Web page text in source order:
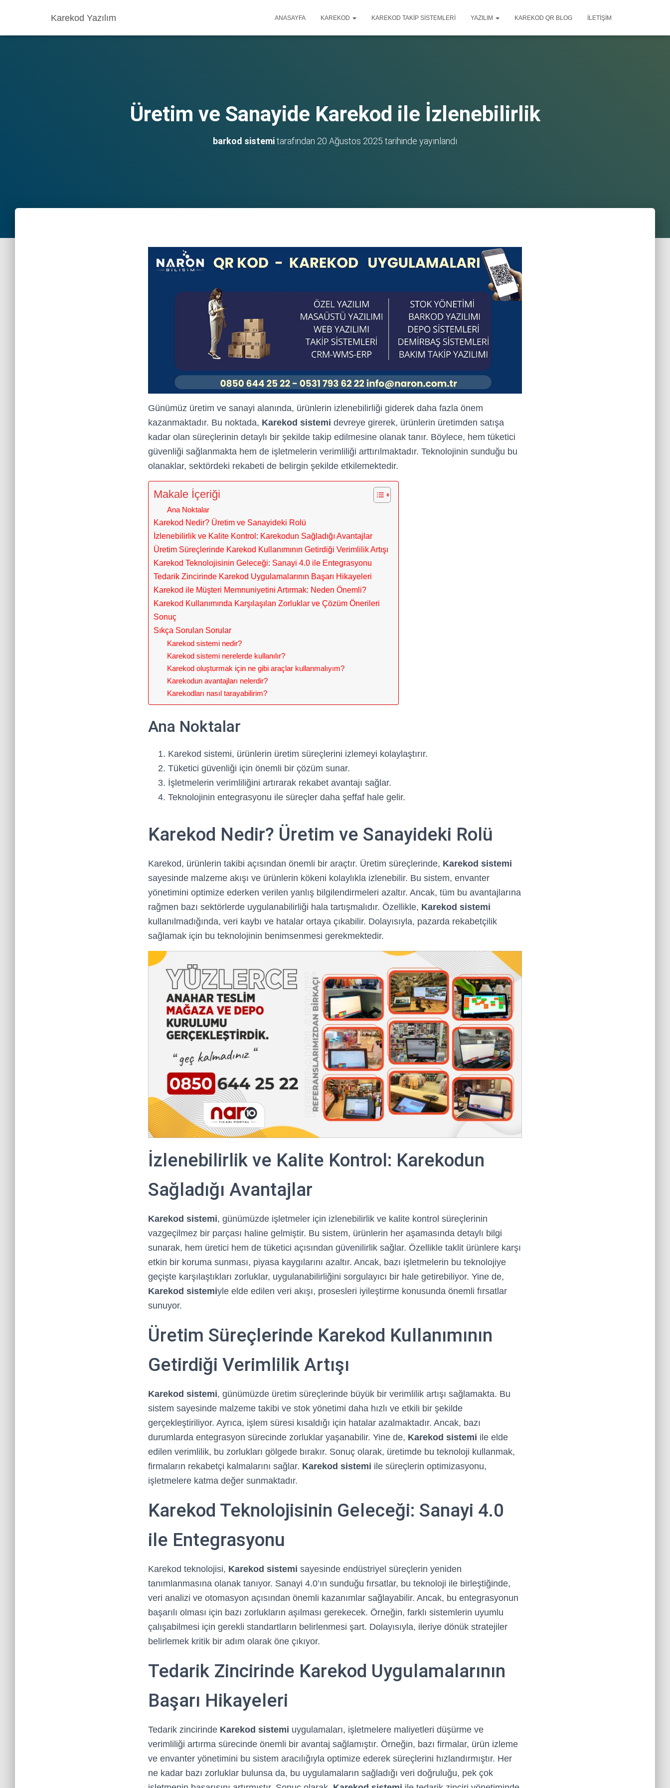
Karekod Yazılım ANASAYFA KAREKOD KAREKOD TAKIP SISTEMLERI YAZILIM KAREKOD QR BLOG İLETIŞIM
Üretim ve Sanayide Karekod ile İzlenebilirlik
barkod sistemitarafından 20 Ağustos 2025 tarihinde yayınlandı
Günümüz üretim ve sanayi alanında, ürünlerin izlenebilirliği giderek daha fazla önem
kazanmaktadır. Bu noktada, Karekod sistemi devreye girerek, ürünlerin üretimden satışa
kadar olan süreçlerinin detaylı bir şekilde takip edilmesine olanak tanır. Böylece, hem tüketici
güvenliği sağlanmakta hem de işletmelerin verimliliği arttırılmaktadır. Teknolojinin sunduğu bu
olanaklar, sektördeki rekabeti de belirgin şekilde etkilemektedir.
Makale İçeriği
Ana Noktalar
Karekod Nedir? Üretim ve Sanayideki Rolü
İzlenebilirlik ve Kalite Kontrol: Karekodun Sağladığı Avantajlar
Üretim Süreçlerinde Karekod Kullanımının Getirdiği Verimlilik Artışı
Karekod Teknolojisinin Geleceği: Sanayi 4.0 ile Entegrasyonu
Tedarik Zincirinde Karekod Uygulamalarının Başarı Hikayeleri
Karekod ile Müşteri Memnuniyetini Artırmak: Neden Önemli?
Karekod Kullanımında Karşılaşılan Zorluklar ve Çözüm Önerileri
Sonuç
Sıkça Sorulan Sorular
Karekod sistemi nedir?
Karekod sistemi nerelerde kullanılır?
Karekod oluşturmak için ne gibi araçlar kullanmalıyım?
Karekodun avantajları nelerdir?
Karekodları nasıl tarayabilirim?
Ana Noktalar
Karekod sistemi, ürünlerin üretim süreçlerini izlemeyi kolaylaştırır.
Tüketici güvenliği için önemli bir çözüm sunar.
İşletmelerin verimliliğini artırarak rekabet avantajı sağlar.
Teknolojinin entegrasyonu ile süreçler daha şeffaf hale gelir.
Karekod Nedir? Üretim ve Sanayideki Rolü
Karekod, ürünlerin takibi açısından önemli bir araçtır. Üretim süreçlerinde, Karekod sistemi
sayesinde malzeme akışı ve ürünlerin kökeni kolaylıkla izlenebilir. Bu sistem, envanter
yönetimini optimize ederken verilen yanlış bilgilendirmeleri azaltır. Ancak, tüm bu avantajlarına
rağmen bazı sektörlerde uygulanabilirliği hala tartışmalıdır. Özellikle, Karekod sistemi
kullanılmadığında, veri kaybı ve hatalar ortaya çıkabilir. Dolayısıyla, pazarda rekabetçilik
sağlamak için bu teknolojinin benimsenmesi gerekmektedir.
İzlenebilirlik ve Kalite Kontrol: Karekodun
Sağladığı Avantajlar
Karekod sistemi, günümüzde işletmeler için izlenebilirlik ve kalite kontrol süreçlerinin
vazgeçilmez bir parçası haline gelmiştir. Bu sistem, ürünlerin her aşamasında detaylı bilgi
sunarak, hem üretici hem de tüketici açısından güvenilirlik sağlar. Özellikle taklit ürünlere karşı
etkin bir koruma sunması, piyasa kaygılarını azaltır. Ancak, bazı işletmelerin bu teknolojiye
geçişte karşılaştıkları zorluklar, uygulanabilirliğini sorgulayıcı bir hale getirebiliyor. Yine de,
Karekod sistemiyle elde edilen veri akışı, prosesleri iyileştirme konusunda önemli fırsatlar
sunuyor.
Üretim Süreçlerinde Karekod Kullanımının
Getirdiği Verimlilik Artışı
Karekod sistemi, günümüzde üretim süreçlerinde büyük bir verimlilik artışı sağlamakta. Bu
sistem sayesinde malzeme takibi ve stok yönetimi daha hızlı ve etkili bir şekilde
gerçekleştiriliyor. Ayrıca, işlem süresi kısaldığı için hatalar azalmaktadır. Ancak, bazı
durumlarda entegrasyon sürecinde zorluklar yaşanabilir. Yine de, Karekod sistemi ile elde
edilen verimlilik, bu zorlukları gölgede bırakır. Sonuç olarak, üretimde bu teknoloji kullanmak,
firmaların rekabetçi kalmalarını sağlar. Karekod sistemi ile süreçlerin optimizasyonu,
işletmelere katma değer sunmaktadır.
Karekod Teknolojisinin Geleceği: Sanayi 4.0
ile Entegrasyonu
Karekod teknolojisi, Karekod sistemi sayesinde endüstriyel süreçlerin yeniden
tanımlanmasına olanak tanıyor. Sanayi 4.0’ın sunduğu fırsatlar, bu teknoloji ile birleştiğinde,
veri analizi ve otomasyon açısından önemli kazanımlar sağlayabilir. Ancak, bu entegrasyonun
başarılı olması için bazı zorlukların aşılması gerekecek. Örneğin, farklı sistemlerin uyumlu
çalışabilmesi için gerekli standartların belirlenmesi şart. Dolayısıyla, ileriye dönük stratejiler
belirlemek kritik bir adım olarak öne çıkıyor.
Tedarik Zincirinde Karekod Uygulamalarının
Başarı Hikayeleri
Tedarik zincirinde Karekod sistemi uygulamaları, işletmelere maliyetleri düşürme ve
verimliliği artırma sürecinde önemli bir avantaj sağlamıştır. Örneğin, bazı firmalar, ürün izleme
ve envanter yönetimini bu sistem aracılığıyla optimize ederek süreçlerini hızlandırmıştır. Her
ne kadar bazı zorluklar bulunsa da, bu uygulamaların sağladığı veri doğruluğu, pek çok